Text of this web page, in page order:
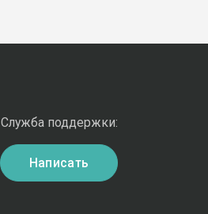
Служба поддержки:
Написать